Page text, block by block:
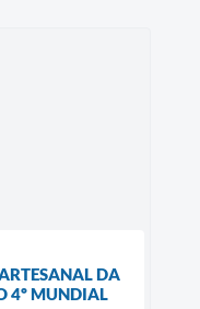
DA
4º MUNDIAL